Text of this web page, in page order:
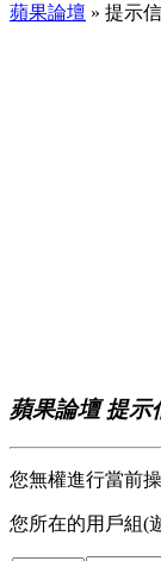
蘋果論壇 » 提示
蘋果論壇 提示
您無權進行當前
您所在的用戶組(